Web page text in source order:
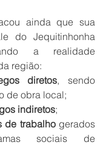
ainda que sua
do Jequitinhonha
a realidade
região:
diretos, sendo
de obra local;
indiretos;
de trabalho gerados
sociais de